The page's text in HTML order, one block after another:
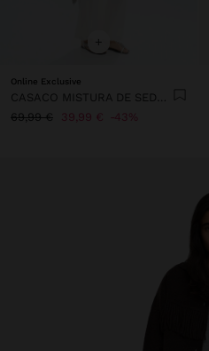
+
Online Exclusive
69,99 €
39,99 € 43%